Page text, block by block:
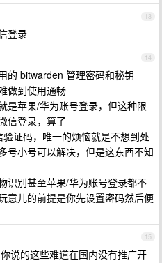
13
登录
14
的 bitwarden 管理密码和秘钥
做到使用通畅
是苹果/华为账号登录，但这种限
信登录，算了
证码，唯一的烦恼就是不想到处
号小号可以解决，但是这东西不知
识别甚至苹果/华为账号登录都不
意儿的前提是你先设置密码然后便
15
说的这些难道在国内没有推广开